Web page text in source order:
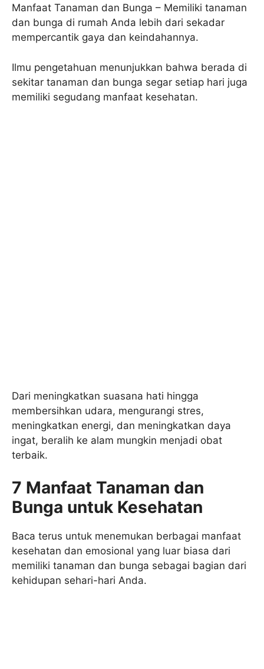
Manfaat Tanaman dan Bunga – Memiliki tanaman
dan bunga di rumah Anda lebih dari sekadar
mempercantik gaya dan keindahannya.
Ilmu pengetahuan menunjukkan bahwa berada di
sekitar tanaman dan bunga segar setiap hari juga
memiliki segudang manfaat kesehatan.
Dari meningkatkan suasana hati hingga
membersihkan udara, mengurangi stres,
meningkatkan energi, dan meningkatkan daya
ingat, beralih ke alam mungkin menjadi obat
terbaik.
7 Manfaat Tanaman dan
Bunga untuk Kesehatan
Baca terus untuk menemukan berbagai manfaat
kesehatan dan emosional yang luar biasa dari
memiliki tanaman dan bunga sebagai bagian dari
kehidupan sehari-hari Anda.